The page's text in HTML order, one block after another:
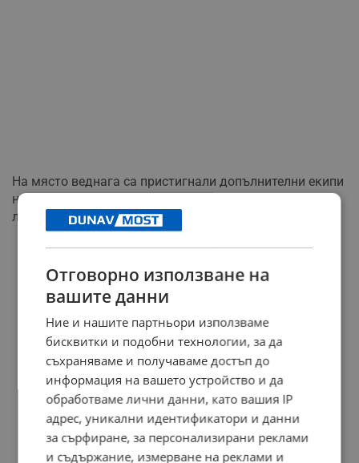
На място веднага са пристигнали допълнителни екипи
на полицията и втора линейка, която да поеме
логистиката.
Отговорно използване на
вашите данни
Ние и нашите партньори използваме
бисквитки и подобни технологии, за да
съхраняваме и получаваме достъп до
информация на вашето устройство и да
обработваме лични данни, като вашия IP
адрес, уникални идентификатори и данни
за сърфиране, за персонализирани реклами
и съдържание, измерване на реклами и